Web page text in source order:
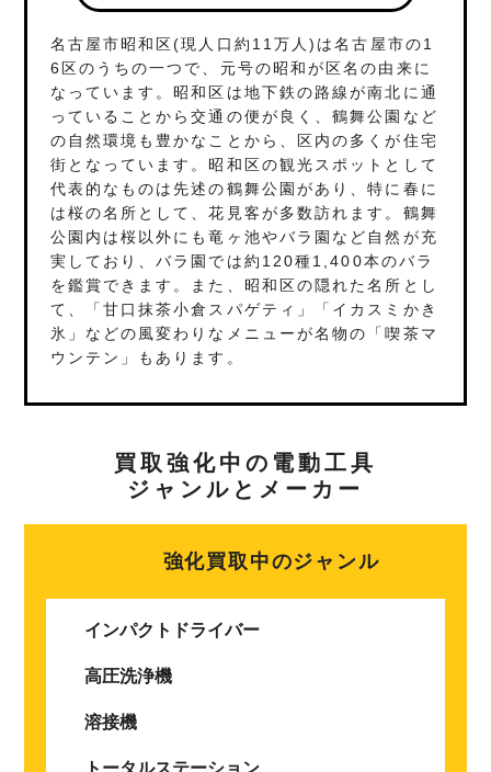
名古屋市昭和区(現人口約11万人)は名古屋市の1
6区のうちの一つで、元号の昭和が区名の由来に
なっています。昭和区は地下鉄の路線が南北に通
っていることから交通の便が良く、鶴舞公園など
の自然環境も豊かなことから、区内の多くが住宅
街となっています。昭和区の観光スポットとして
代表的なものは先述の鶴舞公園があり、特に春に
は桜の名所として、花見客が多数訪れます。鶴舞
公園内は桜以外にも竜ヶ池やバラ園など自然が充
実しており、バラ園では約120種1,400本のバラ
を鑑賞できます。また、昭和区の隠れた名所とし
て、「甘口抹茶小倉スパゲティ」「イカスミかき
氷」などの風変わりなメニューが名物の「喫茶マ
ウンテン」もあります。
買取強化中の電動工具
ジャンルとメーカー
強化買取中のジャンル
インパクトドライバー
高圧洗浄機
溶接機
トータルステーション